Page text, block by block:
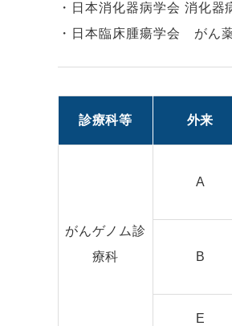
・日本消化器病学会 消化器
・日本臨床腫瘍学会　がん
診療科等 外来
がんゲノム診
療科
A
B
E